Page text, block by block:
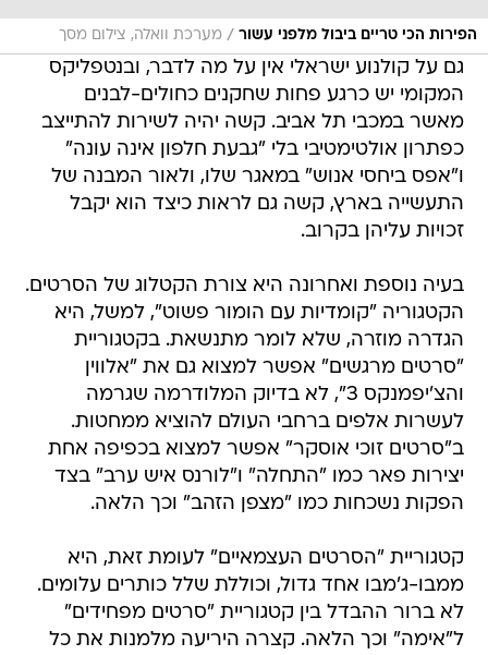
הפירות הכי טריים ביבול מלפני עשור / מערכת וואלה, צילום מסך
גם על קולנוע ישראלי אין על מה לדבר, ובנטפליקס
המקומי יש כרגע פחות שחקנים כחולים-לבנים
מאשר במכבי תל אביב. קשה יהיה לשירות להתייצב
כפתרון אולטימטיבי בלי "גבעת חלפון אינה עונה"
ו"אפס ביחסי אנוש" במאגר שלו, ולאור המבנה של
התעשייה בארץ, קשה גם לראות כיצד הוא יקבל
זכויות עליהן בקרוב.
בעיה נוספת ואחרונה היא צורת הקטלוג של הסרטים.
הקטגוריה "קומדיות עם הומור פשוט", למשל, היא
הגדרה מוזרה, שלא לומר מתנשאת. בקטגוריית
"סרטים מרגשים" אפשר למצוא גם את "אלווין
והצ'יפמנקס 3", לא בדיוק המלודרמה שגרמה
לעשרות אלפים ברחבי העולם להוציא ממחטות.
ב"סרטים זוכי אוסקר" אפשר למצוא בכפיפה אחת
יצירות פאר כמו "התחלה" ו"לורנס איש ערב" בצד
הפקות נשכחות כמו "מצפן הזהב" וכך הלאה.
קטגוריית "הסרטים העצמאיים" לעומת זאת, היא
ממבו-ג'מבו אחד גדול, וכוללת שלל כותרים עלומים.
לא ברור ההבדל בין קטגוריית "סרטים מפחידים"
ל"אימה" וכך הלאה. קצרה היריעה מלמנות את כל